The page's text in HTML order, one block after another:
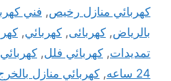
كهربائي منازل رخيص, فني
بالرياض, كهربائى, كهربائي,
تمديدات, كهربائي فلل,
24 ساعه
, كهربائي منازل